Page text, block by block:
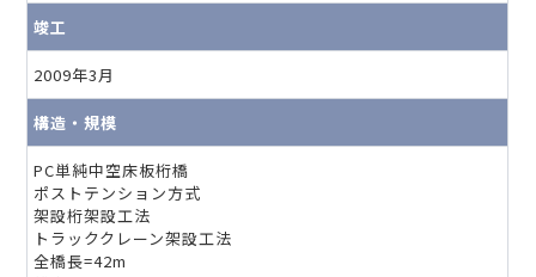
竣工
2009年3月
構造・規模
PC単純中空床板桁橋
ポストテンション方式
架設桁架設工法
トラッククレーン架設工法
全橋長=42m